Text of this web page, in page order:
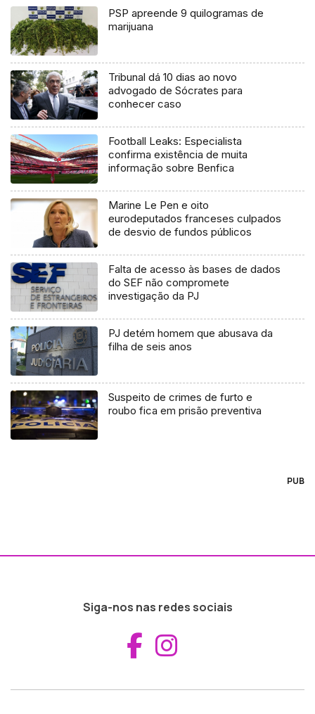
PSP apreende 9 quilogramas de
marijuana
Tribunal dá 10 dias ao novo
advogado de Sócrates para
conhecer caso
Football Leaks: Especialista
confirma existência de muita
informação sobre Benfica
Marine Le Pen e oito
eurodeputados franceses culpados
de desvio de fundos públicos
Falta de acesso às bases de dados
do SEF não compromete
investigação da PJ
PJ detém homem que abusava da
filha de seis anos
Suspeito de crimes de furto e
roubo fica em prisão preventiva
PUB
Siga-nos nas redes sociais
Aceder ao